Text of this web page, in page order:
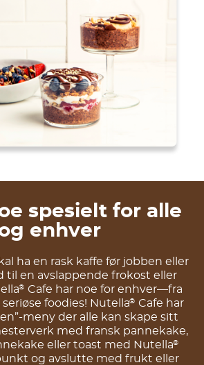
spesielt for alle
enhver
ha en rask kaffe før jobben eller
til en avslappende frokost eller
® Cafe har noe for enhver—fra
seriøse foodies! Nutella® Cafe har
meny der alle kan skape sitt
med fransk pannekake,
eller toast med Nutella®
og avslutte med frukt eller